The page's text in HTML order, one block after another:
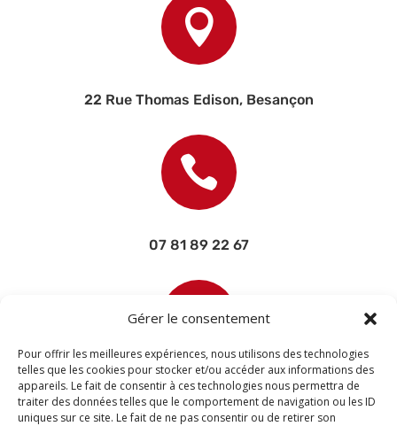
Gérer le consentement
Pour offrir les meilleures expériences, nous utilisons des technologies
telles que les cookies pour stocker et/ou accéder aux informations des
appareils. Le fait de consentir à ces technologies nous permettra de
traiter des données telles que le comportement de navigation ou les ID
uniques sur ce site. Le fait de ne pas consentir ou de retirer son

22 Rue Thomas Edison, Besançon

07 81 89 22 67

contact@devisettravaux.fr